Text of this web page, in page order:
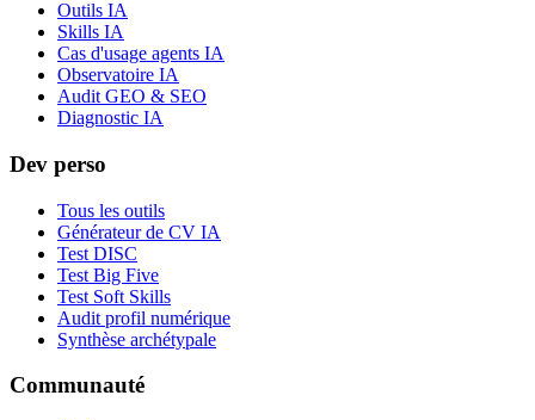
Outils IA
Skills IA
Cas d'usage agents IA
Observatoire IA
Audit GEO & SEO
Diagnostic IA
Dev perso
Tous les outils
Générateur de CV IA
Test DISC
Test Big Five
Test Soft Skills
Audit profil numérique
Synthèse archétypale
Communauté